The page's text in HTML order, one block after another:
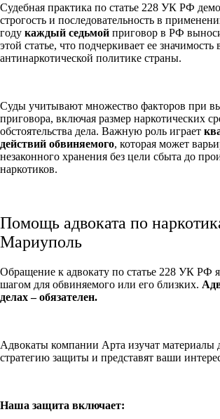
Судебная практика по статье 228 УК РФ
строгость и последовательность в
году каждый седьмой приговор в РФ
этой статье, что подчеркивает ее значимость
антинаркотической политике страны.
Суды учитывают множество факторов при
приговора, включая размер наркотических
обстоятельства дела. Важную роль играет
действий обвиняемого, которая может
незаконного хранения без цели сбыта до
наркотиков.
Помощь адвоката по
Мариуполь
Обращение к адвокату по статье 228 УК РФ
шагом для обвиняемого или его близких.
делах – обязателен.
Адвокаты компании Арта изучат материалы
стратегию защиты и представят ваши
Наша защита включает: